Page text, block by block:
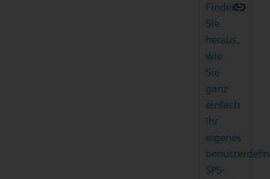
Finden
Sie
heraus,
wie
Sie
ganz
einfach
Ihr
eigenes
SPS-